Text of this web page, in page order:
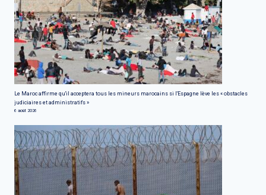
Le Maroc affirme qu'il acceptera tous les mineurs marocains si l'Espagne lève les « obstacles
judiciaires et administratifs »
6 août 2026